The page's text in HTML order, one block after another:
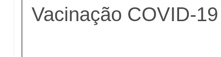
Vacinação COVID-